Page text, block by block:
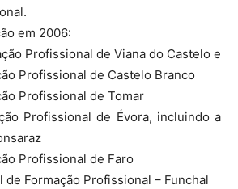
em 2006:
Profissional de Viana do Castelo e
Profissional de Castelo Branco
Profissional de Tomar
Profissional de Évora, incluindo a
Profissional de Faro
de Formação Profissional – Funchal